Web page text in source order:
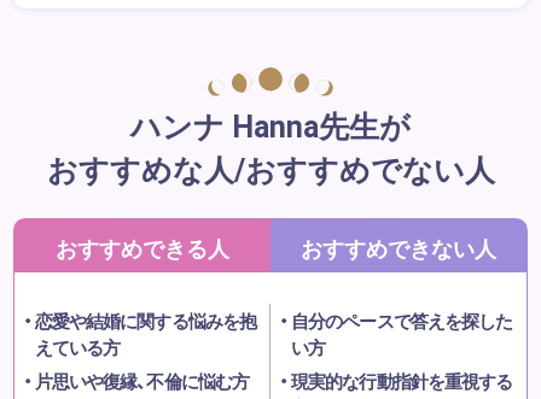
ハンナ Hanna先生が
おすすめな人/おすすめでない人
おすすめできる人
恋愛や結婚に関する悩みを抱
えている方
片思いや復縁、不倫に悩む方
おすすめできない人
自分のペースで答えを探した
い方
現実的な行動指針を重視する